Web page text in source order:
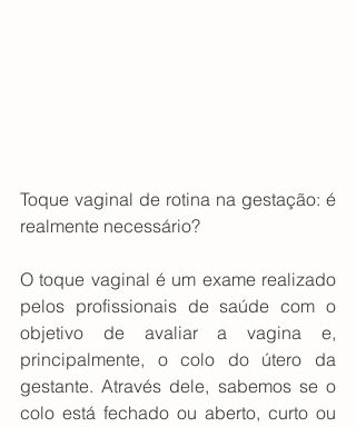
Toque vaginal de rotina na gestação: é
realmente necessário?
O toque vaginal é um exame realizado
pelos profissionais de saúde com o
objetivo de avaliar a vagina e,
principalmente, o colo do útero da
gestante. Através dele, sabemos se o
colo está fechado ou aberto, curto ou